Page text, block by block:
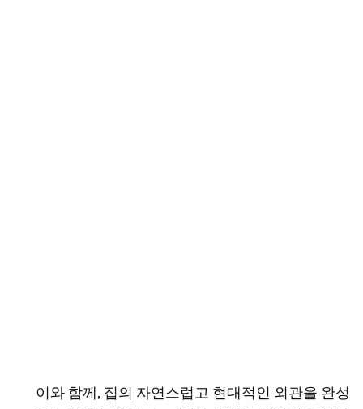
이와 함께, 집의 자연스럽고 현대적인 외관을 완성